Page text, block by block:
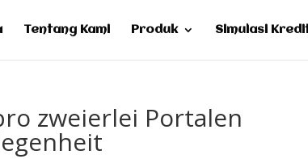
Tentang Kami Produk Simulasi
zweierlei Portalen